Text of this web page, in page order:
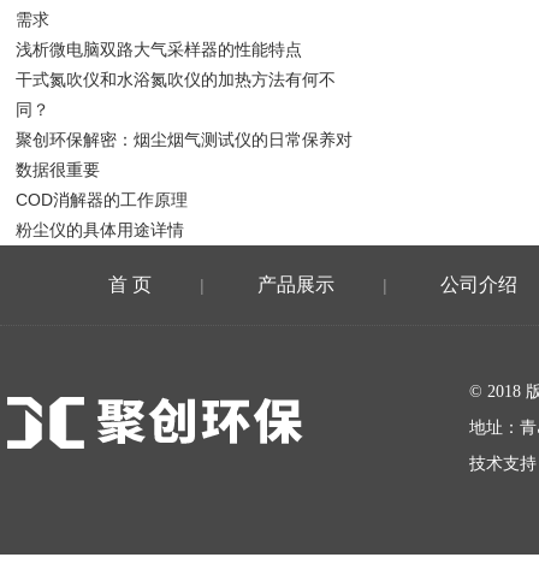
需求
浅析微电脑双路大气采样器的性能特点
干式氮吹仪和水浴氮吹仪的加热方法有何不
同？
聚创环保解密：烟尘烟气测试仪的日常保养对
数据很重要
COD消解器的工作原理
粉尘仪的具体用途详情
首 页 | 产品展示 | 公司介绍
© 2018
地址：
技术支